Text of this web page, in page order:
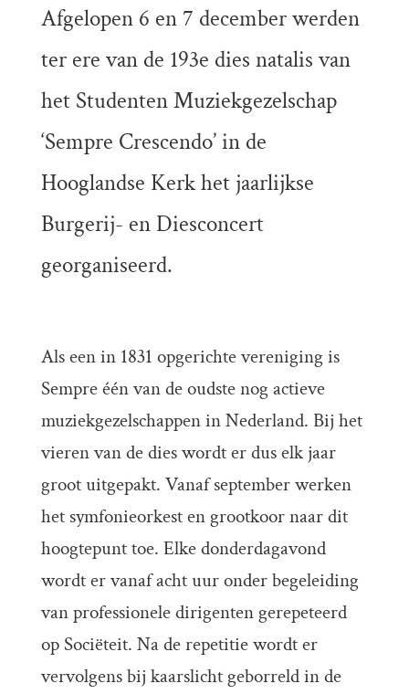
Afgelopen 6 en 7 december werden
ter ere van de 193e dies natalis van
het Studenten Muziekgezelschap
‘Sempre Crescendo’ in de
Hooglandse Kerk het jaarlijkse
Burgerij- en Diesconcert
georganiseerd.
Als een in 1831 opgerichte vereniging is
Sempre één van de oudste nog actieve
muziekgezelschappen in Nederland. Bij het
vieren van de dies wordt er dus elk jaar
groot uitgepakt. Vanaf september werken
het symfonieorkest en grootkoor naar dit
hoogtepunt toe. Elke donderdagavond
wordt er vanaf acht uur onder begeleiding
van professionele dirigenten gerepeteerd
op Sociëteit. Na de repetitie wordt er
vervolgens bij kaarslicht geborreld in de